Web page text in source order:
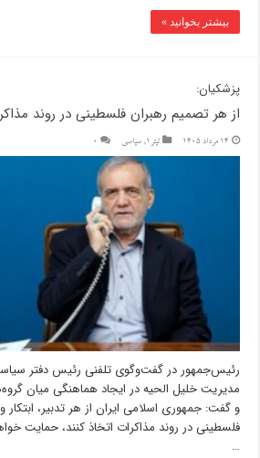
بیشتر بخوانید »
پزشکیان:
از هر تصمیم رهبران فلسطینی در روند
14 مرداد 1405 تیتر1 ,سیاسی 0
رئیس‌جمهور در گفت‌وگوی تلفنی رئیس دفتر
مدیریت خلیل الحیه در ایجاد هماهنگی میان
و گفت: جمهوری اسلامی ایران از هر تدبیر،
…